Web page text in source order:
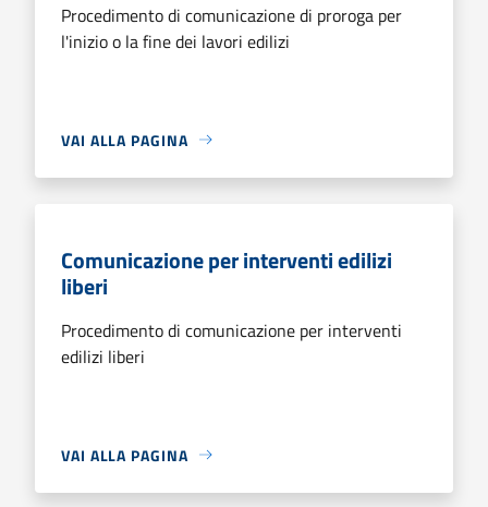
Procedimento di comunicazione di proroga per
l'inizio o la fine dei lavori edilizi
VAI ALLA PAGINA
Comunicazione per interventi edilizi
liberi
Procedimento di comunicazione per interventi
edilizi liberi
VAI ALLA PAGINA